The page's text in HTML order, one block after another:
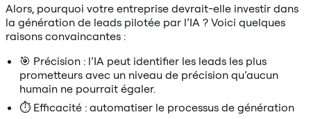
Alors, pourquoi votre entreprise devrait-elle investir dans
la génération de leads pilotée par l’IA ? Voici quelques
raisons convaincantes :
🎯 Précision : l’IA peut identifier les leads les plus
prometteurs avec un niveau de précision qu’aucun
humain ne pourrait égaler.
⏱️ Efficacité : automatiser le processus de génération